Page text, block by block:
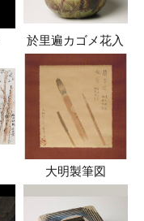
於里遍カゴメ花入
大明製筆図